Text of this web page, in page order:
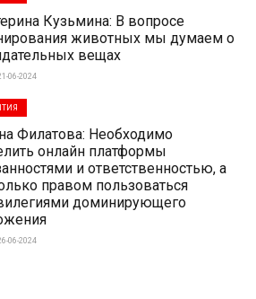
Кузьмина: В вопросе
животных мы думаем о
вещах
06-2024
Филатова: Необходимо
онлайн платформы
и ответственностью, а
правом пользоваться
доминирующего
06-2024